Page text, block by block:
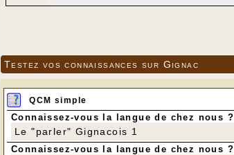
Testez vos connaissances sur Gignac
QCM simple
Connaissez-vous la langue de chez nous ?
Le "parler" Gignacois 1
Connaissez-vous la langue de chez nous ?